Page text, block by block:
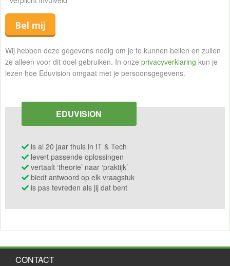
Bel mij
Wij hebben deze gegevens nodig om je te kunnen bellen en zullen
ze alleen voor dit doel gebruiken. In onze privacyverklaring kun je
lezen hoe Eduvision omgaat met je persoonsgegevens.
EDUVISION
is al 20 jaar thuis in IT & Tech
levert passende oplossingen
vertaalt ‘theorie’ naar ‘praktijk’
biedt antwoord op elk vraagstuk
is pas tevreden als jij dat bent
CONTACT